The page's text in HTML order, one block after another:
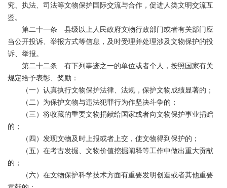
究、执法、司法等文物保护国际交流与合作，促进人类文明交流互
鉴。
第二十一条 县级以上人民政府文物行政部门或者有关部门应
当公开投诉、举报方式等信息，及时受理并处理涉及文物保护的投
诉、举报。
第二十二条 有下列事迹之一的单位或者个人，按照国家有关
规定给予表彰、奖励：
（一）认真执行文物保护法律、法规，保护文物成绩显著的；
（二）为保护文物与违法犯罪行为作坚决斗争的；
（三）将收藏的重要文物捐献给国家或者向文物保护事业捐赠
的；
（四）发现文物及时上报或者上交，使文物得到保护的；
（五）在考古发掘、文物价值挖掘阐释等工作中做出重大贡献
的；
（六）在文物保护科学技术方面有重要发明创造或者其他重要